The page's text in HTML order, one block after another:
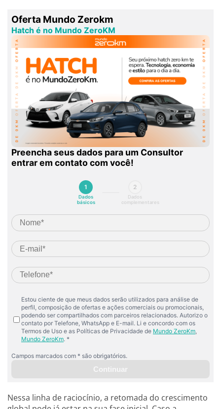
Nessa linha de raciocínio, a retomada do crescimento